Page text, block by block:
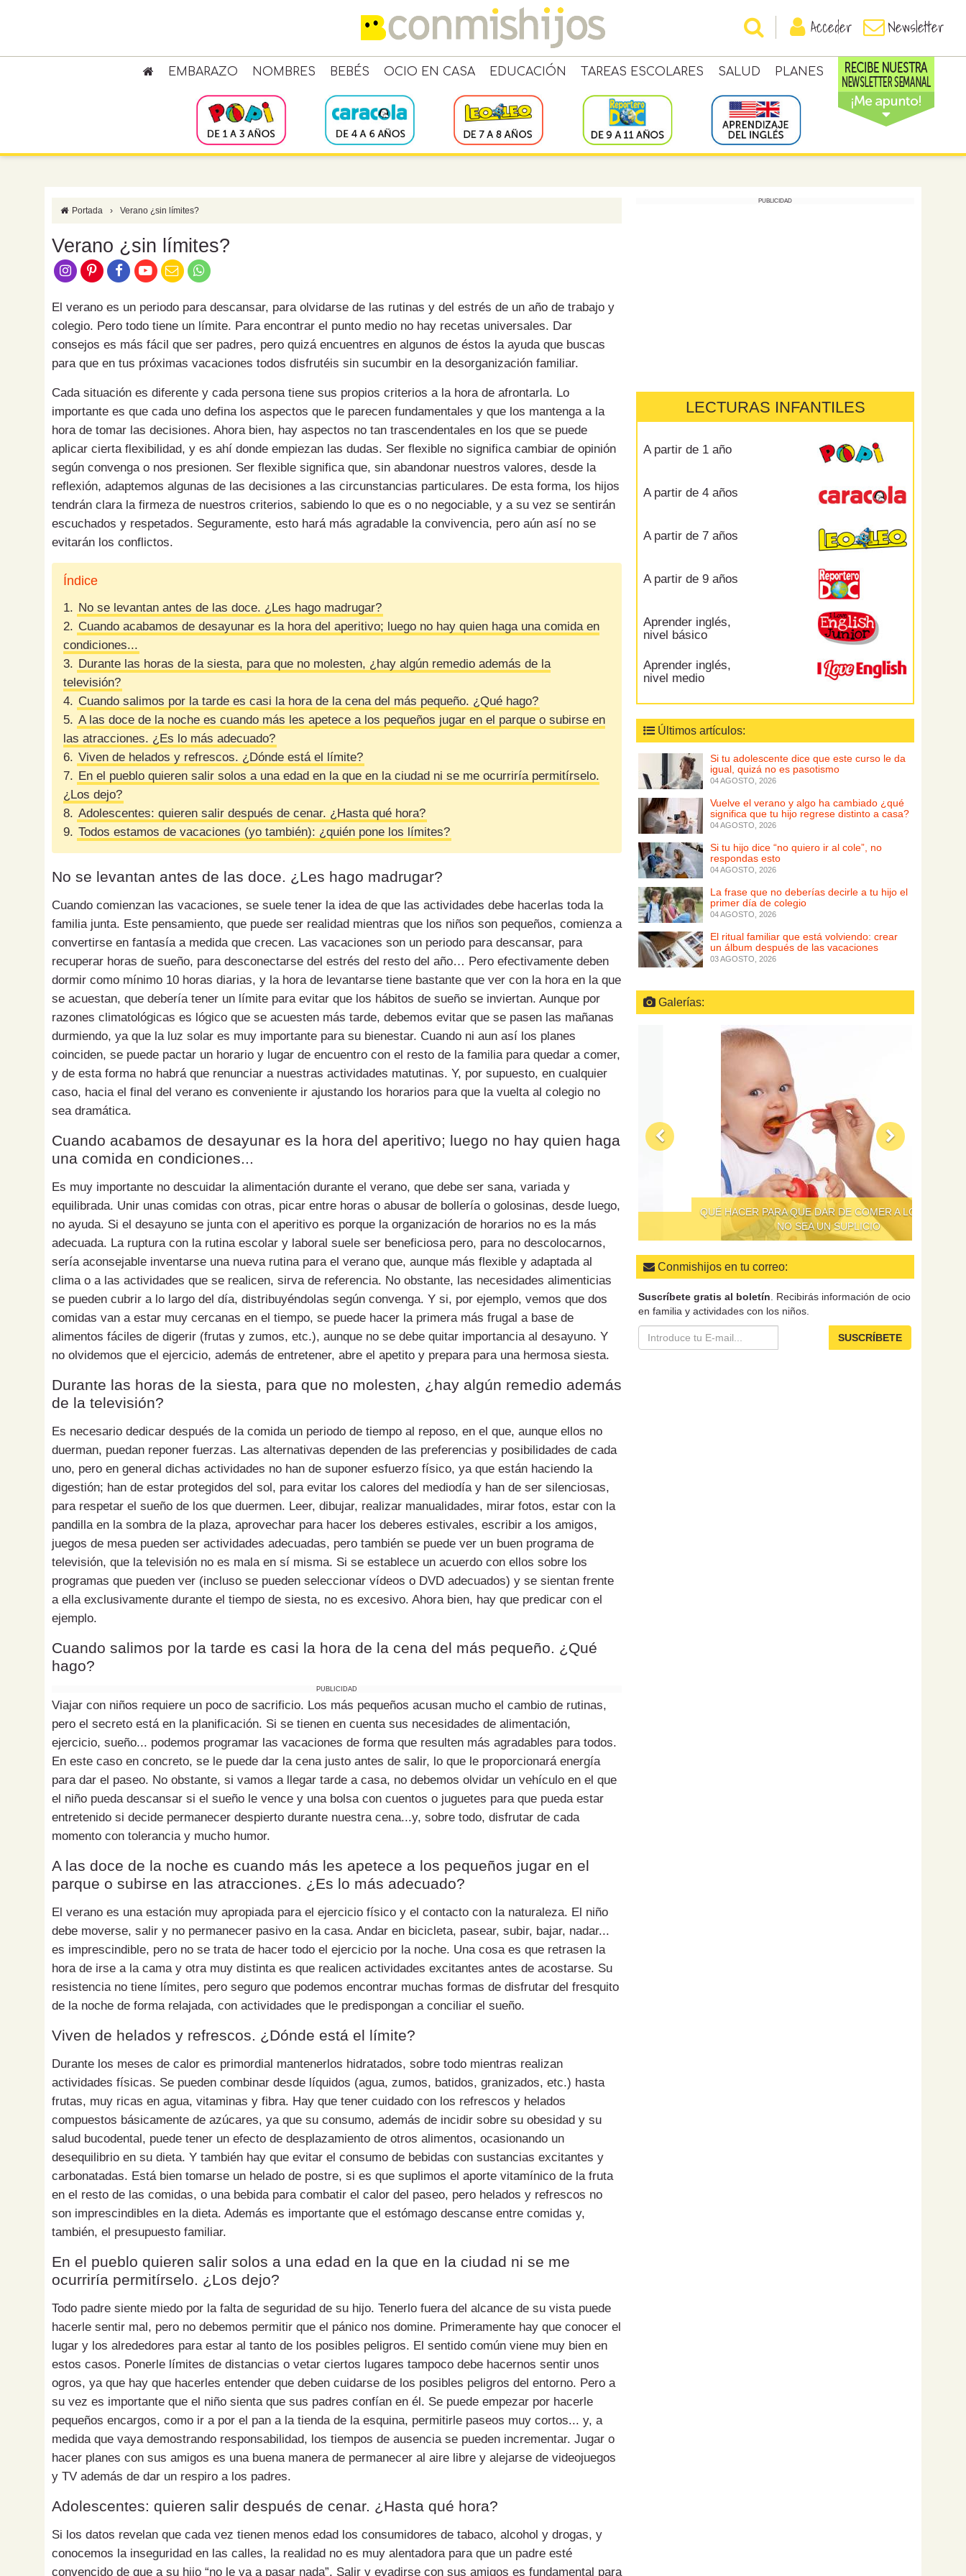
Acceder Newsletter
EMBARAZO NOMBRES BEBÉS OCIO EN CASA EDUCACIÓN TAREAS ESCOLARES SALUD PLANES
Portada › Verano ¿sin límites?
Verano ¿sin límites?
El verano es un periodo para descansar, para olvidarse de las rutinas y del estrés de un año de trabajo y
colegio. Pero todo tiene un límite. Para encontrar el punto medio no hay recetas universales. Dar
consejos es más fácil que ser padres, pero quizá encuentres en algunos de éstos la ayuda que buscas
para que en tus próximas vacaciones todos disfrutéis sin sucumbir en la desorganización familiar.
Cada situación es diferente y cada persona tiene sus propios criterios a la hora de afrontarla. Lo
importante es que cada uno defina los aspectos que le parecen fundamentales y que los mantenga a la
hora de tomar las decisiones. Ahora bien, hay aspectos no tan trascendentales en los que se puede
aplicar cierta flexibilidad, y es ahí donde empiezan las dudas. Ser flexible no significa cambiar de opinión
según convenga o nos presionen. Ser flexible significa que, sin abandonar nuestros valores, desde la
reflexión, adaptemos algunas de las decisiones a las circunstancias particulares. De esta forma, los hijos
tendrán clara la firmeza de nuestros criterios, sabiendo lo que es o no negociable, y a su vez se sentirán
escuchados y respetados. Seguramente, esto hará más agradable la convivencia, pero aún así no se
evitarán los conflictos.
Índice
1. No se levantan antes de las doce. ¿Les hago madrugar?
2. Cuando acabamos de desayunar es la hora del aperitivo; luego no hay quien haga una comida en
condiciones...
3. Durante las horas de la siesta, para que no molesten, ¿hay algún remedio además de la
televisión?
4. Cuando salimos por la tarde es casi la hora de la cena del más pequeño. ¿Qué hago?
5. A las doce de la noche es cuando más les apetece a los pequeños jugar en el parque o subirse en
las atracciones. ¿Es lo más adecuado?
6. Viven de helados y refrescos. ¿Dónde está el límite?
7. En el pueblo quieren salir solos a una edad en la que en la ciudad ni se me ocurriría permitírselo.
¿Los dejo?
8. Adolescentes: quieren salir después de cenar. ¿Hasta qué hora?
9. Todos estamos de vacaciones (yo también): ¿quién pone los límites?
No se levantan antes de las doce. ¿Les hago madrugar?
Cuando comienzan las vacaciones, se suele tener la idea de que las actividades debe hacerlas toda la
familia junta. Este pensamiento, que puede ser realidad mientras que los niños son pequeños, comienza a
convertirse en fantasía a medida que crecen. Las vacaciones son un periodo para descansar, para
recuperar horas de sueño, para desconectarse del estrés del resto del año… Pero efectivamente deben
dormir como mínimo 10 horas diarias, y la hora de levantarse tiene bastante que ver con la hora en la que
se acuestan, que debería tener un límite para evitar que los hábitos de sueño se inviertan. Aunque por
razones climatológicas es lógico que se acuesten más tarde, debemos evitar que se pasen las mañanas
durmiendo, ya que la luz solar es muy importante para su bienestar. Cuando ni aun así los planes
coinciden, se puede pactar un horario y lugar de encuentro con el resto de la familia para quedar a comer,
y de esta forma no habrá que renunciar a nuestras actividades matutinas. Y, por supuesto, en cualquier
caso, hacia el final del verano es conveniente ir ajustando los horarios para que la vuelta al colegio no
sea dramática.
Cuando acabamos de desayunar es la hora del aperitivo; luego no hay quien haga
una comida en condiciones...
Es muy importante no descuidar la alimentación durante el verano, que debe ser sana, variada y
equilibrada. Unir unas comidas con otras, picar entre horas o abusar de bollería o golosinas, desde luego,
no ayuda. Si el desayuno se junta con el aperitivo es porque la organización de horarios no es la más
adecuada. La ruptura con la rutina escolar y laboral suele ser beneficiosa pero, para no descolocarnos,
sería aconsejable inventarse una nueva rutina para el verano que, aunque más flexible y adaptada al
clima o a las actividades que se realicen, sirva de referencia. No obstante, las necesidades alimenticias
se pueden cubrir a lo largo del día, distribuyéndolas según convenga. Y si, por ejemplo, vemos que dos
comidas van a estar muy cercanas en el tiempo, se puede hacer la primera más frugal a base de
alimentos fáciles de digerir (frutas y zumos, etc.), aunque no se debe quitar importancia al desayuno. Y
no olvidemos que el ejercicio, además de entretener, abre el apetito y prepara para una hermosa siesta.
Durante las horas de la siesta, para que no molesten, ¿hay algún remedio además
de la televisión?
Es necesario dedicar después de la comida un periodo de tiempo al reposo, en el que, aunque ellos no
duerman, puedan reponer fuerzas. Las alternativas dependen de las preferencias y posibilidades de cada
uno, pero en general dichas actividades no han de suponer esfuerzo físico, ya que están haciendo la
digestión; han de estar protegidos del sol, para evitar los calores del mediodía y han de ser silenciosas,
para respetar el sueño de los que duermen. Leer, dibujar, realizar manualidades, mirar fotos, estar con la
pandilla en la sombra de la plaza, aprovechar para hacer los deberes estivales, escribir a los amigos,
juegos de mesa pueden ser actividades adecuadas, pero también se puede ver un buen programa de
televisión, que la televisión no es mala en sí misma. Si se establece un acuerdo con ellos sobre los
programas que pueden ver (incluso se pueden seleccionar vídeos o DVD adecuados) y se sientan frente
a ella exclusivamente durante el tiempo de siesta, no es excesivo. Ahora bien, hay que predicar con el
ejemplo.
Cuando salimos por la tarde es casi la hora de la cena del más pequeño. ¿Qué
hago?
PUBLICIDAD
Viajar con niños requiere un poco de sacrificio. Los más pequeños acusan mucho el cambio de rutinas,
pero el secreto está en la planificación. Si se tienen en cuenta sus necesidades de alimentación,
ejercicio, sueño... podemos programar las vacaciones de forma que resulten más agradables para todos.
En este caso en concreto, se le puede dar la cena justo antes de salir, lo que le proporcionará energía
para dar el paseo. No obstante, si vamos a llegar tarde a casa, no debemos olvidar un vehículo en el que
el niño pueda descansar si el sueño le vence y una bolsa con cuentos o juguetes para que pueda estar
entretenido si decide permanecer despierto durante nuestra cena...y, sobre todo, disfrutar de cada
momento con tolerancia y mucho humor.
A las doce de la noche es cuando más les apetece a los pequeños jugar en el
parque o subirse en las atracciones. ¿Es lo más adecuado?
El verano es una estación muy apropiada para el ejercicio físico y el contacto con la naturaleza. El niño
debe moverse, salir y no permanecer pasivo en la casa. Andar en bicicleta, pasear, subir, bajar, nadar...
es imprescindible, pero no se trata de hacer todo el ejercicio por la noche. Una cosa es que retrasen la
hora de irse a la cama y otra muy distinta es que realicen actividades excitantes antes de acostarse. Su
resistencia no tiene límites, pero seguro que podemos encontrar muchas formas de disfrutar del fresquito
de la noche de forma relajada, con actividades que le predispongan a conciliar el sueño.
Viven de helados y refrescos. ¿Dónde está el límite?
Durante los meses de calor es primordial mantenerlos hidratados, sobre todo mientras realizan
actividades físicas. Se pueden combinar desde líquidos (agua, zumos, batidos, granizados, etc.) hasta
frutas, muy ricas en agua, vitaminas y fibra. Hay que tener cuidado con los refrescos y helados
compuestos básicamente de azúcares, ya que su consumo, además de incidir sobre su obesidad y su
salud bucodental, puede tener un efecto de desplazamiento de otros alimentos, ocasionando un
desequilibrio en su dieta. Y también hay que evitar el consumo de bebidas con sustancias excitantes y
carbonatadas. Está bien tomarse un helado de postre, si es que suplimos el aporte vitamínico de la fruta
en el resto de las comidas, o una bebida para combatir el calor del paseo, pero helados y refrescos no
son imprescindibles en la dieta. Además es importante que el estómago descanse entre comidas y,
también, el presupuesto familiar.
En el pueblo quieren salir solos a una edad en la que en la ciudad ni se me
ocurriría permitírselo. ¿Los dejo?
Todo padre siente miedo por la falta de seguridad de su hijo. Tenerlo fuera del alcance de su vista puede
hacerle sentir mal, pero no debemos permitir que el pánico nos domine. Primeramente hay que conocer el
lugar y los alrededores para estar al tanto de los posibles peligros. El sentido común viene muy bien en
estos casos. Ponerle límites de distancias o vetar ciertos lugares tampoco debe hacernos sentir unos
ogros, ya que hay que hacerles entender que deben cuidarse de los posibles peligros del entorno. Pero a
su vez es importante que el niño sienta que sus padres confían en él. Se puede empezar por hacerle
pequeños encargos, como ir a por el pan a la tienda de la esquina, permitirle paseos muy cortos... y, a
medida que vaya demostrando responsabilidad, los tiempos de ausencia se pueden incrementar. Jugar o
hacer planes con sus amigos es una buena manera de permanecer al aire libre y alejarse de videojuegos
y TV además de dar un respiro a los padres.
Adolescentes: quieren salir después de cenar. ¿Hasta qué hora?
Si los datos revelan que cada vez tienen menos edad los consumidores de tabaco, alcohol y drogas, y
conocemos la inseguridad en las calles, la realidad no es muy alentadora para que un padre esté
convencido de que a su hijo “no le va a pasar nada”. Salir y evadirse con sus amigos es fundamental para
PUBLICIDAD
LECTURAS INFANTILES
A partir de 1 año
A partir de 4 años
A partir de 7 años
A partir de 9 años
Aprender inglés,
nivel básico
Aprender inglés,
nivel medio
Últimos artículos:
Si tu adolescente dice que este curso le da
igual, quizá no es pasotismo
04 AGOSTO, 2026
Vuelve el verano y algo ha cambiado ¿qué
significa que tu hijo regrese distinto a casa?
04 AGOSTO, 2026
Si tu hijo dice “no quiero ir al cole”, no
respondas esto
04 AGOSTO, 2026
La frase que no deberías decirle a tu hijo el
primer día de colegio
04 AGOSTO, 2026
El ritual familiar que está volviendo: crear
un álbum después de las vacaciones
03 AGOSTO, 2026
Galerías:
QUÉ HACER PARA QUE DAR DE COMER A LOS NIÑOS
NO SEA UN SUPLICIO
Conmishijos en tu correo:
Suscríbete gratis al boletín . Recibirás información de ocio
en familia y actividades con los niños.
SUSCRÍBETE